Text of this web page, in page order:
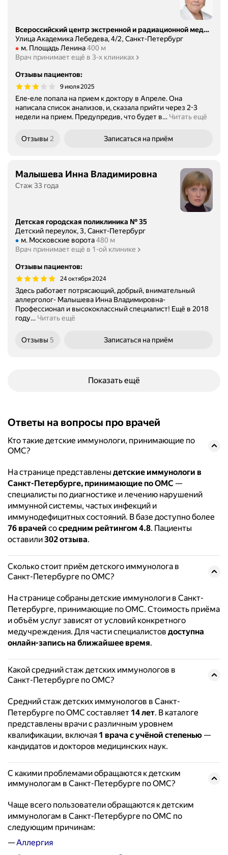
Всероссийский центр экстренной и радиационной медицины имени А. М. Никифорова МЧС России
Улица Академика Лебедева, 4/2, Санкт-Петербург
Метро м. Площадь Ленина Расстояние 400 м
м. Площадь Ленина 400 м
Врач принимает ещё в 3-х клиниках
Отзывы пациентов:
9 июля 2025
Еле-еле попала на прием к доктору в Апреле. Она
написала список анализов, и, сказала прийти через 2-3
недели на прием. Предупредив, что будет в… Читать ещё
Отзывы 2 Записаться на приём
Малышева Инна Владимировна
Стаж 33 года
Детская городская поликлиника № 35
Детский переулок, 3, Санкт-Петербург
Метро м. Московские ворота Расстояние 480 м
м. Московские ворота 480 м
Врач принимает ещё в 1-ой клинике
Отзывы пациентов:
24 октября 2024
Здесь работает потрясающий, добрый, внимательный
аллерголог- Малышева Инна Владимировна-
Профессионал и высококлассный специалист! Ещё в 2018
году… Читать ещё
Отзывы 5 Записаться на приём
Показать ещё
Ответы на вопросы про врачей
Кто такие детские иммунологи, принимающие по
ОМС?
На странице представлены детские иммунологи в
Санкт-Петербурге, принимающие по ОМС —
специалисты по диагностике и лечению нарушений
иммунной системы, частых инфекций и
иммунодефицитных состояний. В базе доступно более
76 врачей сосредним рейтингом 4.8. Пациенты
оставили302 отзыва.
Сколько стоит приём детского иммунолога в
Санкт-Петербурге по ОМС?
На странице собраны детские иммунологи в Санкт-
Петербурге, принимающие по ОМС. Стоимость приёма
и объём услуг зависят от условий конкретного
медучреждения. Для части специалистов доступна
онлайн-запись на ближайшее время.
Какой средний стаж детских иммунологов в
Санкт-Петербурге по ОМС?
Средний стаж детских иммунологов в Санкт-
Петербурге по ОМС составляет 14 лет. В каталоге
представлены врачи с различным уровнем
квалификации, включая 1 врача с учёной степенью —
кандидатов и докторов медицинских наук.
С какими проблемами обращаются к детским
иммунологам в Санкт-Петербурге по ОМС?
Чаще всего пользователи обращаются к детским
иммунологам в Санкт-Петербурге по ОМС по
следующим причинам:
—Аллергия